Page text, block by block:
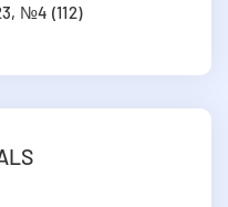
№4 (112)